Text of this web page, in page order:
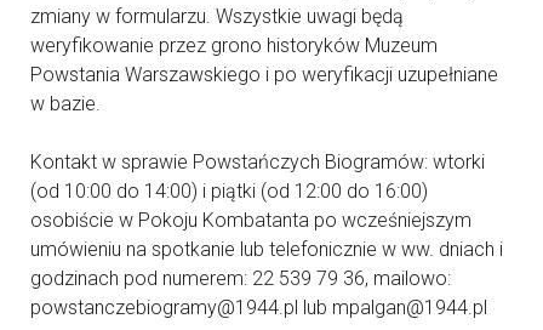
zmiany w formularzu. Wszystkie uwagi będą
weryfikowanie przez grono historyków Muzeum
Powstania Warszawskiego i po weryfikacji uzupełniane
w bazie.
Kontakt w sprawie Powstańczych Biogramów: wtorki
(od 10:00 do 14:00) i piątki (od 12:00 do 16:00)
osobiście w Pokoju Kombatanta po wcześniejszym
umówieniu na spotkanie lub telefonicznie w ww. dniach i
godzinach pod numerem: 22 539 79 36, mailowo:
powstanczebiogramy@1944.pl lub mpalgan@1944.pl